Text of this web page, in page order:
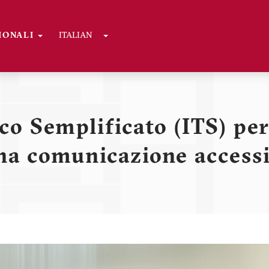
ITALIAN Toggle Dropdown
Semplificato (ITS)
comunicazione